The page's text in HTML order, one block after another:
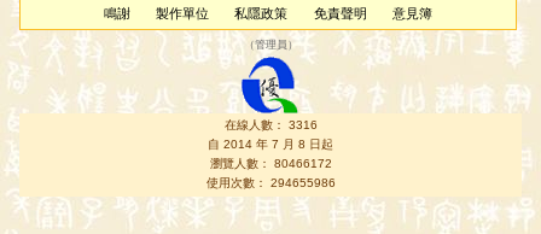
鳴謝
製作單位 私隱政策 免責聲明 意見簿
（管理員 ）
在線人數： 3316
自 2014 年 7 月 8 日起
瀏覽人數： 80466172
使用次數： 294655986